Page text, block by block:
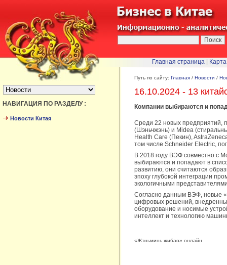
БЫСТРЫЙ ПЕРЕХОД :
НАВИГАЦИЯ ПО РАЗДЕЛУ :
Новости Китая
Путь по сайту: Главная / Новости /
16.10.2024 - 13
Компании выбираются и
Среди 22 новых предприятий,
(Шэньчжэнь) и Midea
Health Care (Пекин),
том числе Schneider Electric,
В 2018 году ВЭФ совместно с
выбираются и попадают в
развитию, они считаются
эпоху глубокой интеграции
экологичными
Согласно данным ВЭФ, новые
цифровых решений,
оборудование и носимые
интеллект и технологию
«Жэньминь жибао» онлайн
Главная страница